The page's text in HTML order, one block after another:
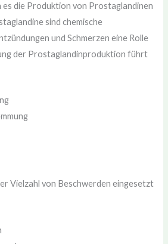
die Produktion von Prostaglandinen
sind chemische
und Schmerzen eine Rolle
der Prostaglandinproduktion führt
Vielzahl von Beschwerden eingesetzt